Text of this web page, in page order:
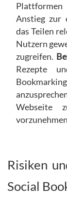
Anstieg zur
das Teilen
Nutzern
zugreifen.
Rezepte
Webseite
Risiken
Social